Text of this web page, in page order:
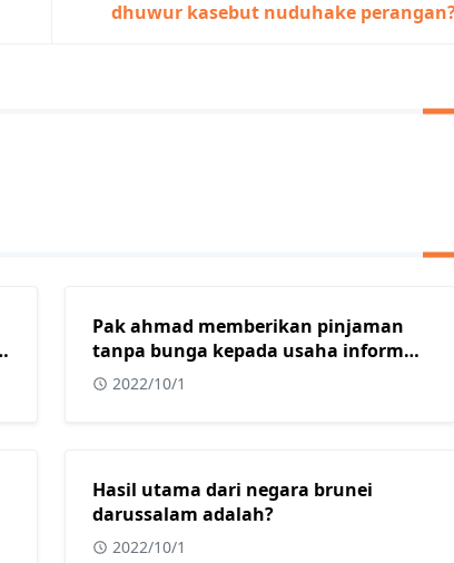
dhuwur kasebut nuduhake
Pak ahmad memberikan pinjaman
tanpa bunga kepada usaha informal
yang dimiliki oleh beberapa warga
ahmad sangat tepat karena usaha
informal?
2022/10/1
Hasil utama dari negara brunei
darussalam adalah?
2022/10/1